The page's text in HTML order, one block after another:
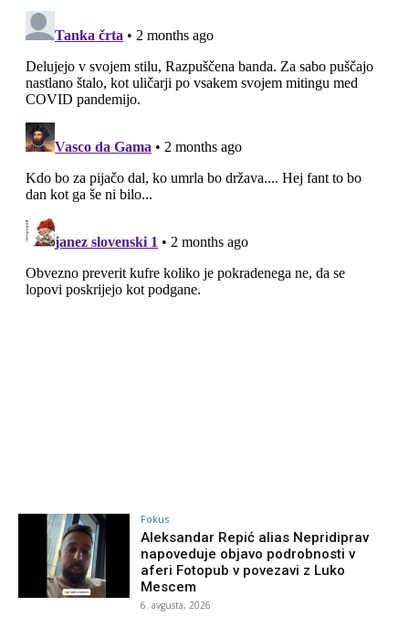
Fokus
Aleksandar Repić alias Nepridiprav
napoveduje objavo podrobnosti v
aferi Fotopub v povezavi z Luko
Mescem
6. avgusta, 2026